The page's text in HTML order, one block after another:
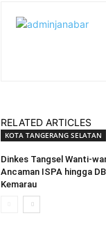
RELATED ARTICLES
KOTA TANGERANG SELATAN
Dinkes Tangsel Wanti-
Ancaman ISPA hingga
Kemarau